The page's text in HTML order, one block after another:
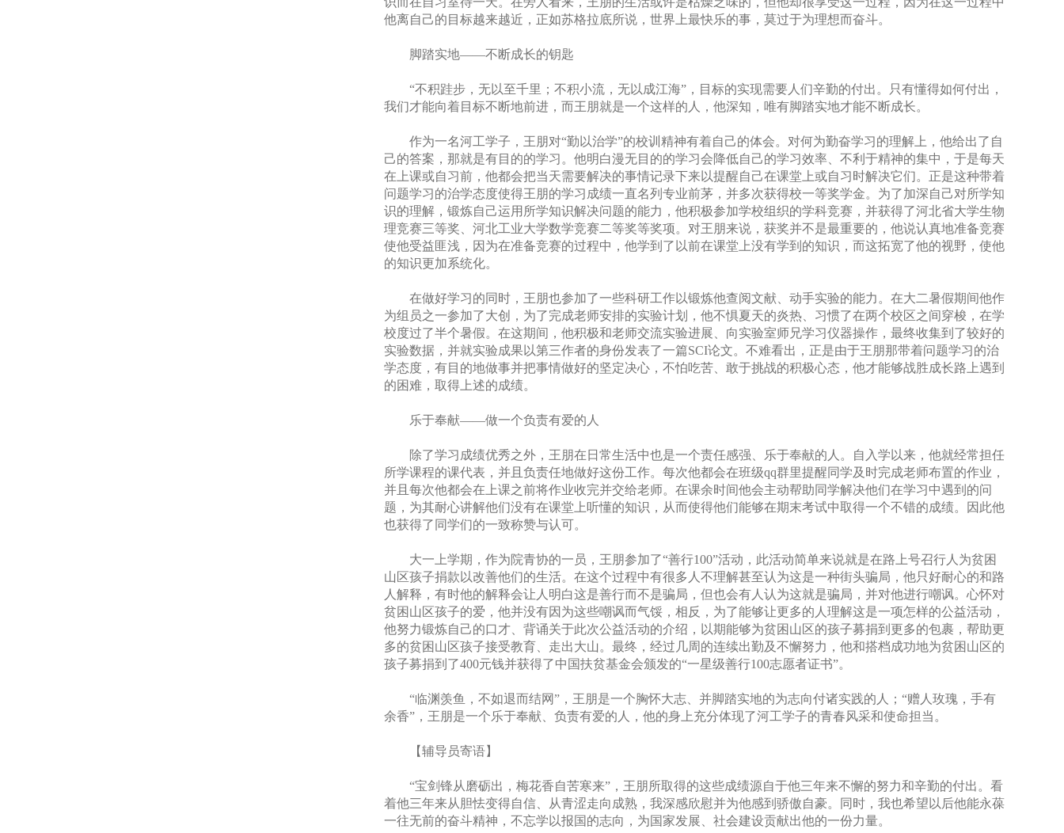
他离自己的目标越来越近，正如苏格拉底所说，世界上最快乐的事，莫过于为理想而奋斗。
脚踏实地——不断成长的钥匙
“不积跬步，无以至千里；不积小流，无以成江海”，目标的实现需要人们辛勤的付出。只有懂得如何付出，
我们才能向着目标不断地前进，而王朋就是一个这样的人，他深知，唯有脚踏实地才能不断成长。
作为一名河工学子，王朋对“勤以治学”的校训精神有着自己的体会。对何为勤奋学习的理解上，他给出了自
己的答案，那就是有目的的学习。他明白漫无目的的学习会降低自己的学习效率、不利于精神的集中，于是每天
在上课或自习前，他都会把当天需要解决的事情记录下来以提醒自己在课堂上或自习时解决它们。正是这种带着
问题学习的治学态度使得王朋的学习成绩一直名列专业前茅，并多次获得校一等奖学金。为了加深自己对所学知
识的理解，锻炼自己运用所学知识解决问题的能力，他积极参加学校组织的学科竞赛，并获得了河北省大学生物
理竞赛三等奖、河北工业大学数学竞赛二等奖等奖项。对王朋来说，获奖并不是最重要的，他说认真地准备竞赛
使他受益匪浅，因为在准备竞赛的过程中，他学到了以前在课堂上没有学到的知识，而这拓宽了他的视野，使他
的知识更加系统化。
在做好学习的同时，王朋也参加了一些科研工作以锻炼他查阅文献、动手实验的能力。在大二暑假期间他作
为组员之一参加了大创，为了完成老师安排的实验计划，他不惧夏天的炎热、习惯了在两个校区之间穿梭，在学
校度过了半个暑假。在这期间，他积极和老师交流实验进展、向实验室师兄学习仪器操作，最终收集到了较好的
实验数据，并就实验成果以第三作者的身份发表了一篇SCI论文。不难看出，正是由于王朋那带着问题学习的治
学态度，有目的地做事并把事情做好的坚定决心，不怕吃苦、敢于挑战的积极心态，他才能够战胜成长路上遇到
的困难，取得上述的成绩。
乐于奉献——做一个负责有爱的人
除了学习成绩优秀之外，王朋在日常生活中也是一个责任感强、乐于奉献的人。自入学以来，他就经常担任
所学课程的课代表，并且负责任地做好这份工作。每次他都会在班级qq群里提醒同学及时完成老师布置的作业，
并且每次他都会在上课之前将作业收完并交给老师。在课余时间他会主动帮助同学解决他们在学习中遇到的问
题，为其耐心讲解他们没有在课堂上听懂的知识，从而使得他们能够在期末考试中取得一个不错的成绩。因此他
也获得了同学们的一致称赞与认可。
大一上学期，作为院青协的一员，王朋参加了“善行100”活动，此活动简单来说就是在路上号召行人为贫困
山区孩子捐款以改善他们的生活。在这个过程中有很多人不理解甚至认为这是一种街头骗局，他只好耐心的和路
人解释，有时他的解释会让人明白这是善行而不是骗局，但也会有人认为这就是骗局，并对他进行嘲讽。心怀对
贫困山区孩子的爱，他并没有因为这些嘲讽而气馁，相反，为了能够让更多的人理解这是一项怎样的公益活动，
他努力锻炼自己的口才、背诵关于此次公益活动的介绍，以期能够为贫困山区的孩子募捐到更多的包裹，帮助更
多的贫困山区孩子接受教育、走出大山。最终，经过几周的连续出勤及不懈努力，他和搭档成功地为贫困山区的
孩子募捐到了400元钱并获得了中国扶贫基金会颁发的“一星级善行100志愿者证书”。
“临渊羡鱼，不如退而结网”，王朋是一个胸怀大志、并脚踏实地的为志向付诸实践的人；“赠人玫瑰，手有
余香”，王朋是一个乐于奉献、负责有爱的人，他的身上充分体现了河工学子的青春风采和使命担当。
【辅导员寄语】
“宝剑锋从磨砺出，梅花香自苦寒来”，王朋所取得的这些成绩源自于他三年来不懈的努力和辛勤的付出。看
着他三年来从胆怯变得自信、从青涩走向成熟，我深感欣慰并为他感到骄傲自豪。同时，我也希望以后他能永葆
一往无前的奋斗精神，不忘学以报国的志向，为国家发展、社会建设贡献出他的一份力量。